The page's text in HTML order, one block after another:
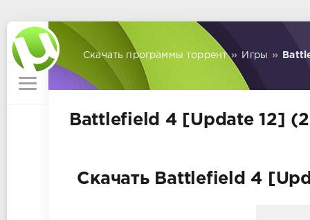
Скачать программы торрент » Игры »
Battlefield 4 [Update 12]
Скачать Battlefield 4